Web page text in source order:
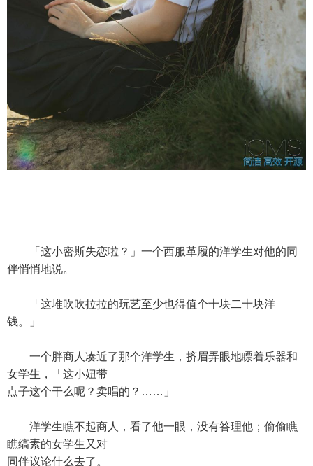
「这小密斯失恋啦？」一个西服革履的洋学生对他的同
伴悄悄地说。
「这堆吹吹拉拉的玩艺至少也得值个十块二十块洋
钱。」
一个胖商人凑近了那个洋学生，挤眉弄眼地瞟着乐器和
女学生，「这小妞带
点子这个干么呢？卖唱的？……」
洋学生瞧不起商人，看了他一眼，没有答理他；偷偷瞧
瞧缟素的女学生又对
同伴议论什么去了。